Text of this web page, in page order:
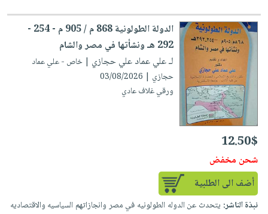
الدولة الطولونية 868 م / 905 م - 254 -
292 هـ ونشأتها في مصر والشام
لـ علي عماد علي حجازي | خاص - علي عماد
حجازي | 03/08/2026
ورقي غلاف عادي
12.50$
شحن مخفض
أضف الى الطلبية
نبذة الناشر: يتحدث عن الدوله الطولونيه في مصر وانجازاتهم السياسيه والاقتصاديه